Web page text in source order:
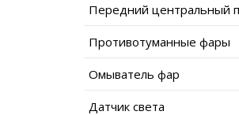
Передний центральный
Противотуманные фары
Омыватель фар
Датчик света